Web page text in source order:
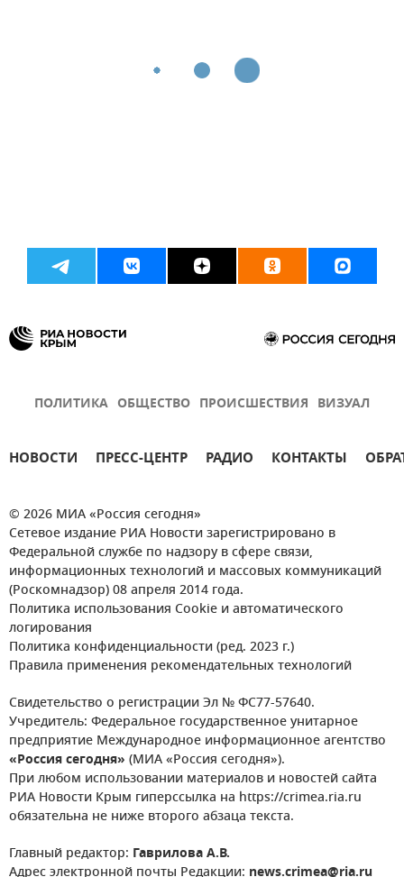
ПОЛИТИКА ОБЩЕСТВО ПРОИСШЕСТВИЯ ВИЗУАЛ
НОВОСТИ ПРЕСС-ЦЕНТР РАДИО КОНТАКТЫ
© 2026 МИА «Россия сегодня»
Сетевое издание РИА Новости зарегистрировано в
Федеральной службе по надзору в сфере связи,
информационных технологий и массовых коммуникаций
(Роскомнадзор) 08 апреля 2014 года.
Политика использования Cookie и автоматического
логирования
Политика конфиденциальности (ред. 2023 г.)
Правила применения рекомендательных технологий
Свидетельство о регистрации Эл № ФС77-57640.
Учредитель: Федеральное государственное унитарное
предприятие Международное информационное агентство
«Россия сегодня» (МИА «Россия сегодня»).
При любом использовании материалов и новостей сайта
РИА Новости Крым гиперссылка на https://crimea.ria.ru
обязательна не ниже второго абзаца текста.
Главный редактор: Гаврилова А.В.